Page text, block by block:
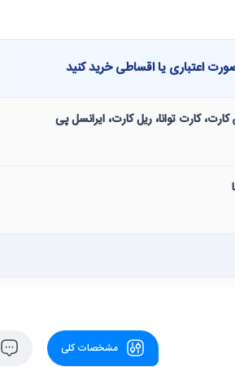
اعتباری یا اقساطی خرید کنید
کارت توانا، ریل کارت، ایرانسل پی
مشخصات کلی